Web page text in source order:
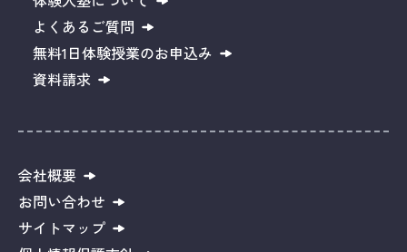
よくあるご質問
無料1日体験授業のお申込み
資料請求
会社概要
お問い合わせ
サイトマップ